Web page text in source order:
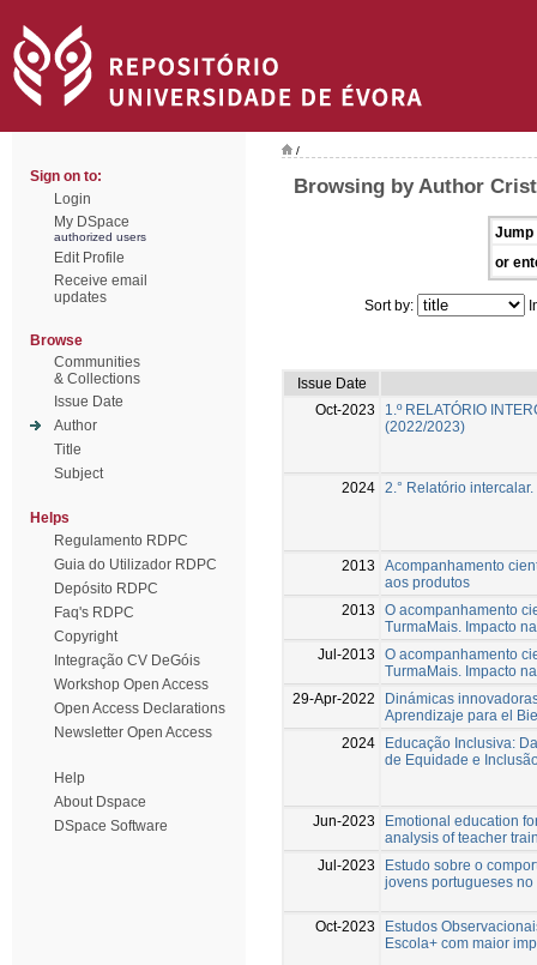
Sign on to:
Login
My DSpace
authorized users
Edit Profile
Receive email
updates
Browse
Communities
& Collections
Issue Date
Author
Title
Subject
Helps
Regulamento RDPC
Guia do Utilizador RDPC
Depósito RDPC
Faq's RDPC
Copyright
Integração CV DeGóis
Workshop Open Access
Open Access Declarations
Newsletter Open Access
Help
About Dspace
DSpace Software
/
Browsing by Author
Jump
or
Sort by:
Issue Date
Oct-2023
1.º RELATÓRIO
(2022/2023)
2024 2.° Relatório
2013
Acompanhamento
aos produtos
2013
O acompanhamento
TurmaMais. Impacto
Jul-2013
O acompanhamento
TurmaMais. Impacto
29-Apr-2022
Dinámicas
Aprendizaje para el
2024
Educação Inclusiva:
de Equidade e
Jun-2023
Emotional education
analysis of teacher
Jul-2023
Estudo sobre o
jovens portugueses
Oct-2023
Estudos
Escola+ com maior